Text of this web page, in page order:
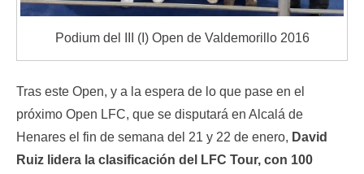
Podium del III (I) Open de Valdemorillo 2016
Tras este Open, y a la espera de lo que pase en el
próximo Open LFC, que se disputará en Alcalá de
Henares el fin de semana del 21 y 22 de enero, David
Ruiz lidera la clasificación del LFC Tour, con 100